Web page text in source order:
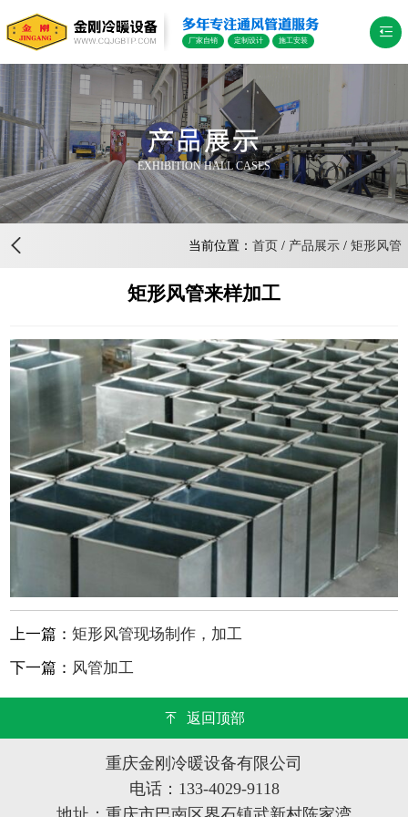
多年专注通风管道服务
厂家自销 定制设计 施工安装
产品展示
EXHIBITION HALL CASES
当前位置： 首页 / 产品展示 / 矩形风管
矩形风管来样加工
上一篇：矩形风管现场制作，加工
下一篇： 风管加工
返回顶部
重庆金刚冷暖设备有限公司
电话：133-4029-9118